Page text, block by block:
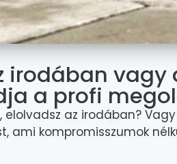
irodában
a profi
az irodában?
kompromisszumok